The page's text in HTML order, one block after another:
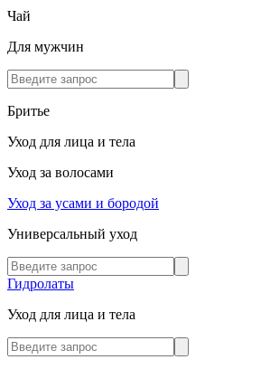
Чай
Для мужчин
Бритье
Уход для лица и тела
Уход за волосами
Уход за усами и бородой
Универсальный уход
Гидролаты
Уход для лица и тела